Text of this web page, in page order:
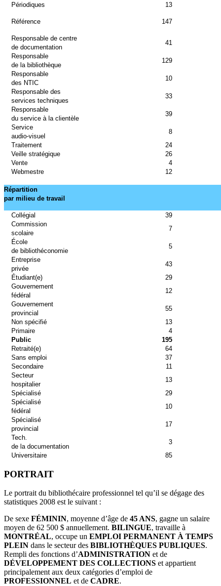
Périodiques
13
Référence 147
Responsable de centre
de documentation
41
Responsable
de la bibliothèque
129
Responsable
des NTIC
10
Responsable des
services techniques
33
Responsable
du service à la clientèle
39
Service
audio-visuel
8
Traitement
24
Veille stratégique
26
Vente
4
Webmestre
12
Répartition
par milieu de travail
Collégial
39
Commission
scolaire
7
École
de bibliothéconomie
5
Entreprise
privée
43
Étudiant(e)
29
Gouvernement
fédéral
12
Gouvernement
provincial
55
Non spécifié
13
Primaire
4
Public
195
Retraité(e)
64
Sans emploi
37
Secondaire
11
Secteur
hospitalier
13
Spécialisé
29
Spécialisé
fédéral
10
Spécialisé
provincial
17
Tech.
de la documentation
3
Universitaire
85
PORTRAIT
Le portrait du bibliothécaire professionnel tel qu’il se dégage des
statistiques 2008 est le suivant :
De sexe FÉMININ, moyenne d’âge de 45 ANS, gagne un salaire
moyen de 62 500 $ annuellement. BILINGUE, travaille à
MONTRÉAL, occupe un EMPLOI PERMANENT À TEMPS
PLEIN dans le secteur des BIBLIOTHÈQUES PUBLIQUES.
Rempli des fonctions d’ADMINISTRATION et de
DÉVELOPPEMENT DES COLLECTIONS et appartient
principalement aux deux catégories d’emploi de
PROFESSIONNEL et de CADRE.